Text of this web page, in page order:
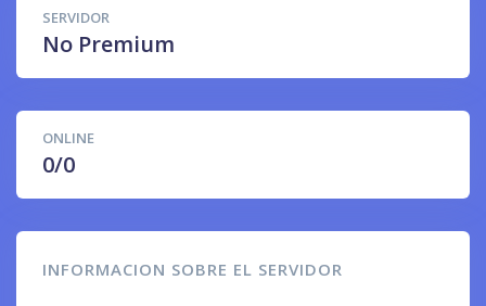
SERVIDOR
No Premium
ONLINE
0/0
INFORMACION SOBRE EL SERVIDOR